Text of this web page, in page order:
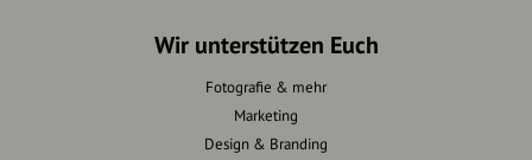
Wir unterstützen Euch
Fotografie & mehr
Marketing
Design & Branding